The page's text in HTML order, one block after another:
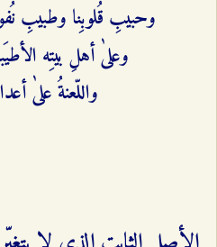
وحبيبِ قُلوبِنا وطبيبِ
وعلىٰ أهلِ بيتِه
واللّعنةُ علىٰ